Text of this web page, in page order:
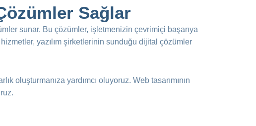
Sağlar
sunar. Bu çözümler, işletmenizin çevrimiçi başarıya
yazılım şirketlerinin sunduğu dijital çözümler
oluşturmanıza yardımcı oluyoruz. Web tasarımının